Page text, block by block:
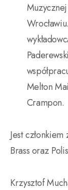
Melton
Crampon.
Jest
Brass oraz
Krzysztof